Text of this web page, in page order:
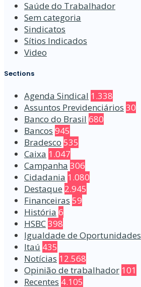
Saúde do Trabalhador
Sem categoria
Sindicatos
Sítios Indicados
Video
Sections
Agenda Sindical 1.338
Assuntos Previdenciários 30
Banco do Brasil 680
Bancos 945
Bradesco 535
Caixa 1.047
Campanha 306
Cidadania 1.080
Destaque 2.945
Financeiras 59
História 6
HSBC398
Igualdade de Oportunidades
Itaú 435
Notícias 12.568
Opinião de trabalhador 101
Recentes 4.105